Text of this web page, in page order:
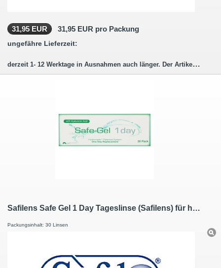
31,95 EUR 31,95 EUR pro Packung
ungefähre Lieferzeit:
derzeit 1- 12 Werktage in Ausnahmen auch länger. Der Artikel wird für Sie bestellt (hergestellt)
Safilens Safe Gel 1 Day Tageslinse (Safilens) für hochsensible Augen
Packungsinhalt: 30 Linsen